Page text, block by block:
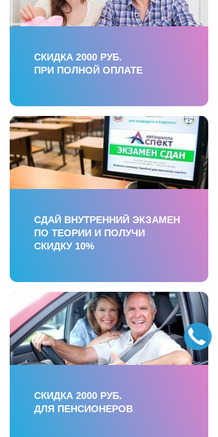
СКИДКА 2000 РУБ.
ПРИ ПОЛНОЙ ОПЛАТЕ
СДАЙ ВНУТРЕННИЙ ЭКЗАМЕН
ПО ТЕОРИИ И ПОЛУЧИ
СКИДКУ 10%
СКИДКА 2000 РУБ.
ДЛЯ ПЕНСИОНЕРОВ